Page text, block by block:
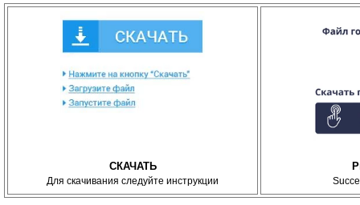
СКАЧАТЬ
Для скачивания следуйте инструкции